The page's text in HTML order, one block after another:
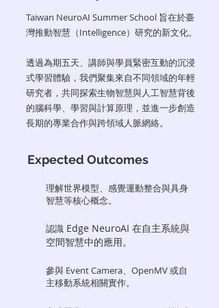
Taiwan NeuroAI Summer School 旨在於臺
灣推動智慧（Intelligence）研究的新文化。
透過為期五天、講師與學員緊密互動的沉浸
式學習體驗，我們聚集來自不同領域的年輕
研究者，共同探索生物智慧與人工智慧背後
的腦科學、學習與計算原理，並進一步創造
長期的專業合作與跨領域人脈網絡。
Expected Outcomes
理解世界模型、感覺運動整合與具身
智慧等核心概念。
認識 Edge NeuroAI 在自主系統與
空間智慧中的應用。
參與 Event Camera、OpenMV 或自
主移動系統相關實作。